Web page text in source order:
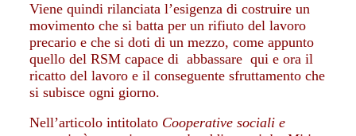
Viene quindi rilanciata l’esigenza di costruire un
movimento che si batta per un rifiuto del lavoro
precario e che si doti di un mezzo, come appunto
quello del RSM capace di abbassare qui e ora il
ricatto del lavoro e il conseguente sfruttamento che
si subisce ogni giorno.
Nell’articolo intitolato Cooperative sociali e